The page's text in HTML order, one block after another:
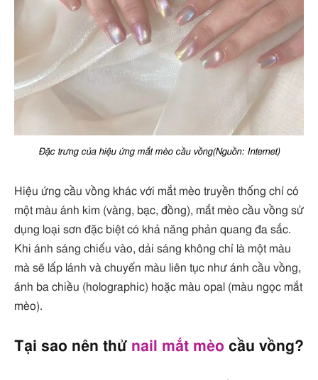
Đặc trưng của hiệu ứng mắt mèo cầu vồng(Nguồn: Internet)
Hiệu ứng cầu vồng khác với mắt mèo truyền thống chỉ có
một màu ánh kim (vàng, bạc, đồng), mắt mèo cầu vồng sử
dụng loại sơn đặc biệt có khả năng phản quang đa sắc.
Khi ánh sáng chiếu vào, dải sáng không chỉ là một màu
mà sẽ lấp lánh và chuyển màu liên tục như ánh cầu vồng,
ánh ba chiều (holographic) hoặc màu opal (màu ngọc mắt
mèo).
Tại sao nên thử nail mắt mèo cầu vồng?